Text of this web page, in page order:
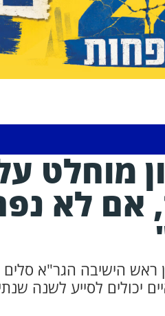
מוחלט
אם לא
ראש הישיבה הגר"א
יכולים לסייע לשנה